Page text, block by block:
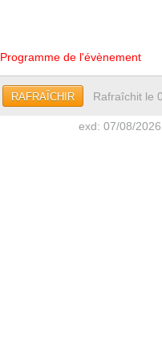
Programme de l'évènement
RAFRAÎCHIR Rafraîchit le
exd: 07/08/